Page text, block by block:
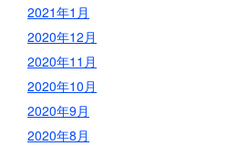
2021年1月
2020年12月
2020年11月
2020年10月
2020年9月
2020年8月